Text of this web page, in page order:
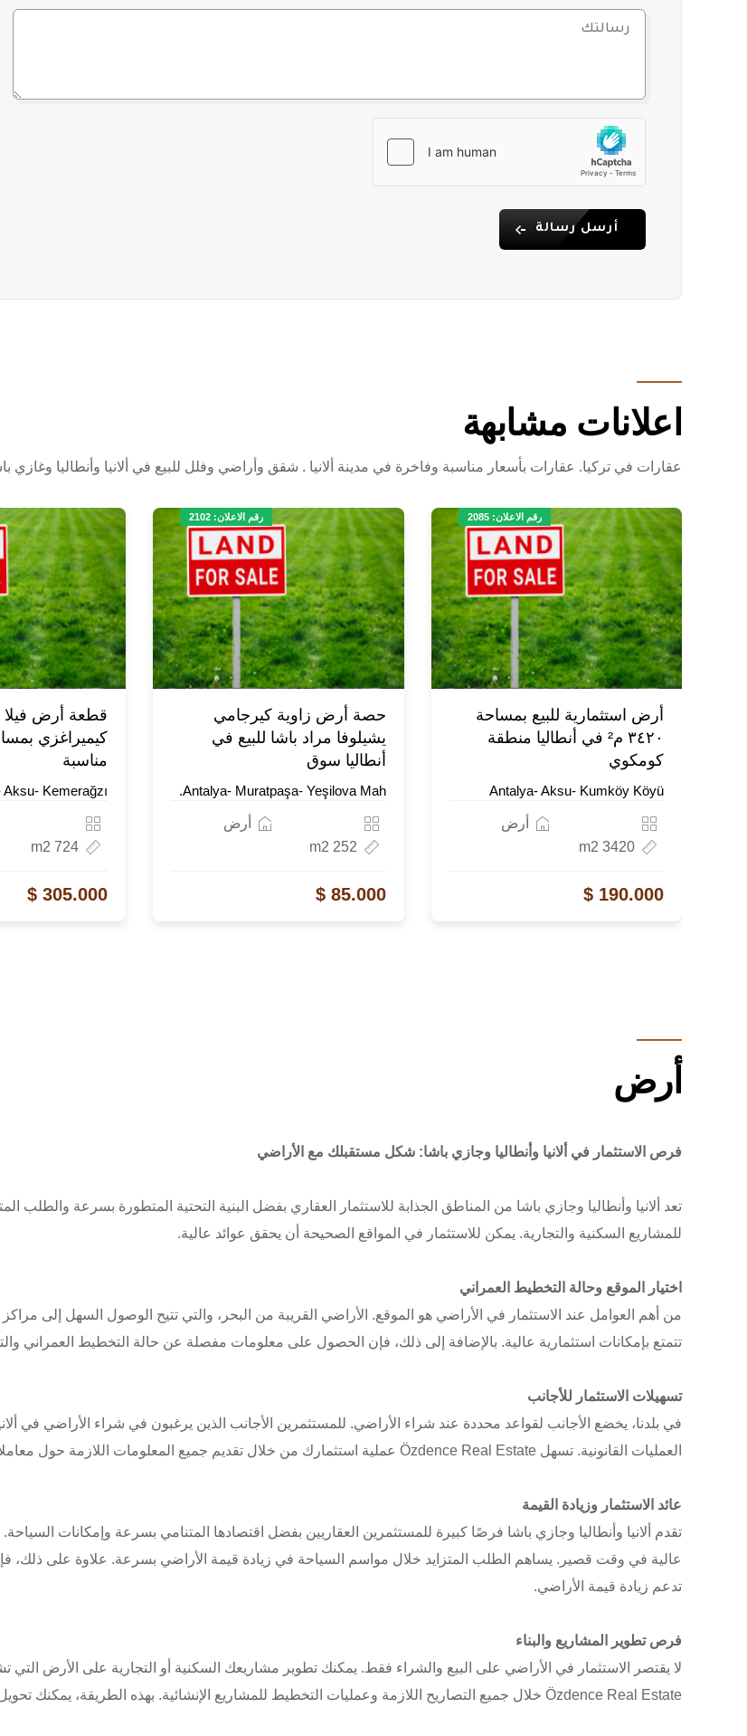
أرسل رسالة
اعلانات مشابهة
عقارات في تركيا. عقارات بأسعار مناسبة وفاخرة في مدينة ألانيا . شقق وأراضي وفلل للبيع في ألانيا وأنطاليا وغازي
رقم الاعلان: 2085
أرض استثمارية للبيع بمساحة
٣٤٢٠ م² في أنطاليا منطقة
كومكوي
Antalya- Aksu- Kumköy Köyü
أرض
3420 m2
190.000 $
رقم الاعلان: 2102
حصة أرض زاوية كيرجامي
يشيلوفا مراد باشا للبيع في
أنطاليا سوق
Antalya- Muratpaşa- Yeşilova Mah.
أرض
252 m2
85.000 $
قطعة أرض فيلا
مناسبة
Kemerağzı
724 m2
305.000 $
أرض
فرص الاستثمار في ألانيا وأنطاليا وجازي باشا: شكل مستقبلك مع الأراضي
تعد ألانيا وأنطاليا وجازي باشا من المناطق الجذابة للاستثمار العقاري بفضل البنية التحتية المتطورة بسرعة
للمشاريع السكنية والتجارية. يمكن للاستثمار في المواقع الصحيحة أن يحقق عوائد عالية.
اختيار الموقع وحالة التخطيط العمراني
من أهم العوامل عند الاستثمار في الأراضي هو الموقع. الأراضي القريبة من البحر، والتي تتيح الوصول السهل إلى مراكز
تتمتع بإمكانات استثمارية عالية. بالإضافة إلى ذلك، فإن الحصول على معلومات مفصلة عن حالة التخطيط العمراني
تسهيلات الاستثمار للأجانب
في بلدنا، يخضع الأجانب لقواعد محددة عند شراء الأراضي. للمستثمرين الأجانب الذين يرغبون في شراء الأراضي في
العمليات القانونية. تسهل Özdence Real Estate عملية استثمارك من خلال تقديم جميع المعلومات اللازمة حول معاملات الملكية واللوائح الضريبية وتصاريح التخطيط العمراني.
عائد الاستثمار وزيادة القيمة
تقدم ألانيا وأنطاليا وجازي باشا فرصًا كبيرة للمستثمرين العقاريين بفضل اقتصادها المتنامي بسرعة وإمكانات
عالية في وقت قصير. يساهم الطلب المتزايد خلال مواسم السياحة في زيادة قيمة الأراضي بسرعة. علاوة على ذلك، فإن
تدعم زيادة قيمة الأراضي.
فرص تطوير المشاريع والبناء
لا يقتصر الاستثمار في الأراضي على البيع والشراء فقط. يمكنك تطوير مشاريعك السكنية أو التجارية على الأرض التي
Özdence Real Estate خلال جميع التصاريح اللازمة وعمليات التخطيط للمشاريع الإنشائية. بهذه الطريقة، يمكنك تحويل مشروع أحلامك إلى حقيقة وتحقيق أرباح عالية.